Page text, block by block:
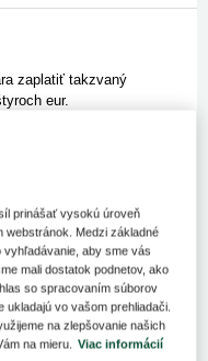
zaplatiť takzvaný
eur.
vo výške dvoch až
lekári pre dospelých.
chcú dostať chýbajúce
vysvetliť ako
stavu vo financovaní
peňazí v zdravotníctve
"ambulancie nie sú
že návrh je v súlade
prinášať vysokú úroveň
Medzi základné
vyhľadávanie, aby sme vás
mali dostatok podnetov, ako
so spracovaním súborov
ukladajú vo vašom prehliadači.
na zlepšovanie našich
na mieru. Viac informácií